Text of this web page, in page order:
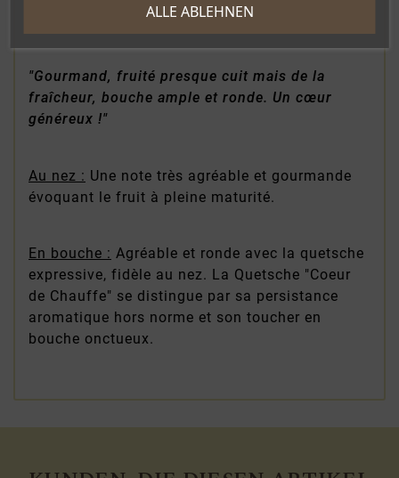
16/20 dans la RVF Décembre 2015 :
"Gourmand, fruité presque cuit mais de la
fraîcheur, bouche ample et ronde. Un cœur
généreux !"
Au nez : Une note très agréable et gourmande
évoquant le fruit à pleine maturité.
En bouche : Agréable et ronde avec la quetsche
expressive, fidèle au nez. La Quetsche "Coeur
de Chauffe" se distingue par sa persistance
aromatique hors norme et son toucher en
bouche onctueux.
ALLE ABLEHNEN